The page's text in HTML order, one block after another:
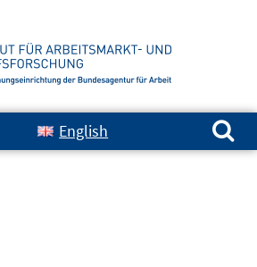
English
Suchen nach: